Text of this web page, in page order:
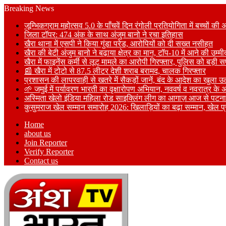
Breaking News
जूम्भिकग्राम महोत्सव 5.0 के पाँचवें दिन रंगोली प्रतियोगिता में बच्चों की
जिला टॉपर: 474 अंक के साथ अंजुम बानो ने रचा इतिहास
खैरा थाना में एसपी ने किया गुंडा परेड, आरोपियों को दी सख्त नसीहत
खैरा की बेटी अंजुम बानो ने बढ़ाया क्षेत्र का मान, टॉप-10 में आने की
खैरा में फाइनेंस कर्मी से लूट मामले का आरोपी गिरफ्तार, पुलिस को बड़ी
📰 खैरा में टोटो से 87.5 लीटर देशी शराब बरामद, चालक गिरफ्तार
प्रशासन की लापरवाही से खतरे में सैकड़ों जानें, बंद के आदेश का खुला
🌱 जमुई में पर्यावरण भारती का वृक्षारोपण अभियान, नववर्ष व नवरात्र
अस्मिता खेलो इंडिया महिला रोड साइक्लिंग लीग का आगाज़ आज से
कुसुमराज खेल सम्मान समारोह 2026: खिलाड़ियों का बढ़ा सम्मान, खेल
Home
about us
Join Reporter
Verify Reporter
Contact us